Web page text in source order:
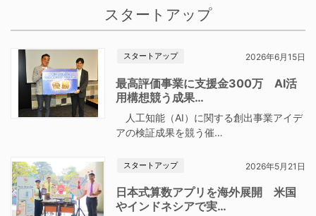
スタートアップ
スタートアップ 2026年6月15日
最高評価事業に支援金300万 AI活
用構想競う成果…
人工知能（AI）に関する創出事業アイデ
アの検証成果を競う催…
スタートアップ 2026年5月21日
日本式算数アプリを海外展開 米国
やインドネシアで実…